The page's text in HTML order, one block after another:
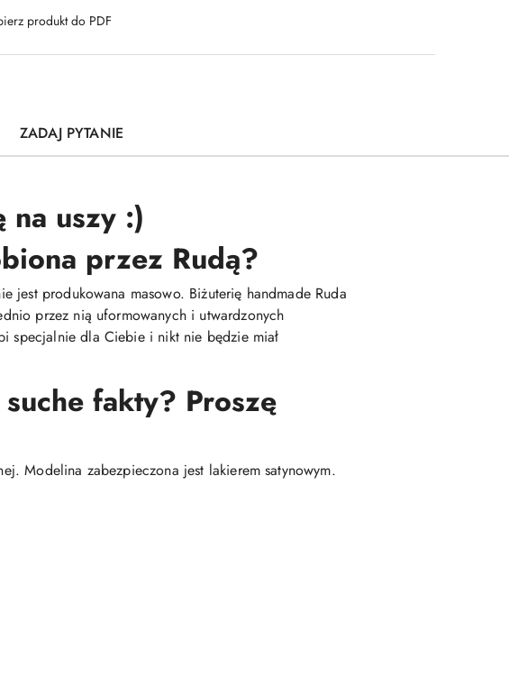
produkt do PDF
ZADAJ PYTANIE
na uszy :)
przez Rudą?
jest produkowana masowo. Biżuterię handmade Ruda
przez nią uformowanych i utwardzonych
specjalnie dla Ciebie i nikt nie będzie miał
fakty? Proszę
Modelina zabezpieczona jest lakierem satynowym.